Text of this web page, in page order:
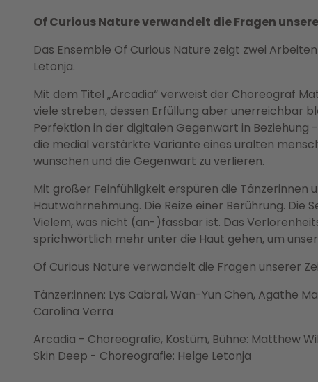
Of Curious Nature verwandelt die Fragen
Das Ensemble Of Curious Nature zeigt zwei
Letonja.
Mit dem Titel „Arcadia“ verweist der Choreograf
viele streben, dessen Erfüllung aber unerreichbar
Perfektion in der digitalen Gegenwart in Beziehung
die medial verstärkte Variante eines uralten
wünschen und die Gegenwart zu verlieren.
Mit großer Feinfühligkeit erspüren die Tänzerinnen
Hautwahrnehmung. Die Reize einer Berührung. Die
Vielem, was nicht (an-)fassbar ist. Das
sprichwörtlich mehr unter die Haut gehen, um
Of Curious Nature verwandelt die Fragen unserer
Tänzer:innen: Lys Cabral, Wan-Yun Chen, Agathe
Carolina Verra
Arcadia - Choreografie, Kostüm, Bühne: Matthew
Skin Deep - Choreografie: Helge Letonja